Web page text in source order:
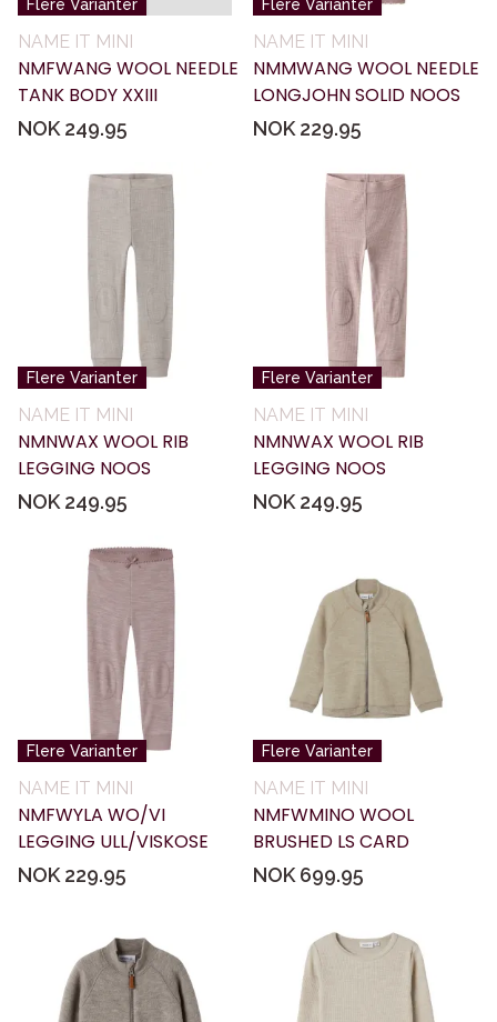
Flere Varianter
NAME IT MINI
NMFWANG WOOL NEEDLE
TANK BODY XXIII
NOK 249.95
Flere Varianter
NAME IT MINI
NMMWANG WOOL NEEDLE
LONGJOHN SOLID NOOS
NOK 229.95
Flere Varianter
NAME IT MINI
NMNWAX WOOL RIB
LEGGING NOOS
NOK 249.95
Flere Varianter
NAME IT MINI
NMNWAX WOOL RIB
LEGGING NOOS
NOK 249.95
Flere Varianter
NAME IT MINI
NMFWYLA WO/VI
LEGGING ULL/VISKOSE
NOK 229.95
Flere Varianter
NAME IT MINI
NMFWMINO WOOL
BRUSHED LS CARD
NOK 699.95